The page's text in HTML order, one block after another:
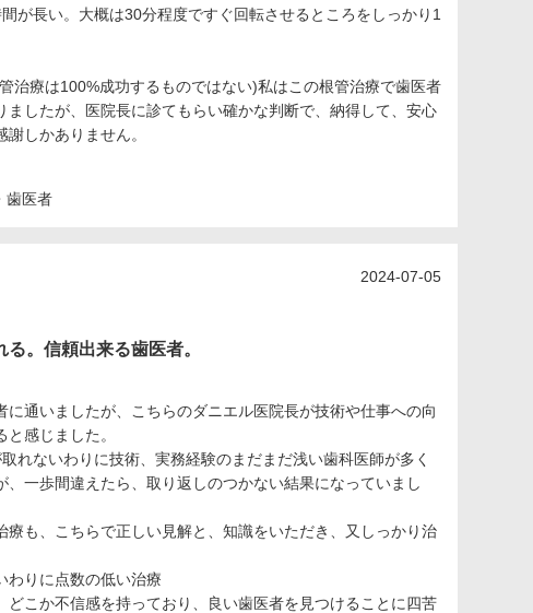
が長い。大概は30分程度ですぐ回転させるところをしっかり1
治療は100%成功するものではない)私はこの根管治療で歯医者
ましたが、医院長に診てもらい確かな判断で、納得して、安心
しかありません。
歯医者
2024-07-05
。信頼出来る歯医者。
通いましたが、こちらのダニエル医院長が技術や仕事への向
感じました。
れないわりに技術、実務経験のまだまだ浅い歯科医師が多く
一歩間違えたら、取り返しのつかない結果になっていまし
療も、こちらで正しい見解と、知識をいただき、又しっかり治
わりに点数の低い治療
どこか不信感を持っており、良い歯医者を見つけることに四苦